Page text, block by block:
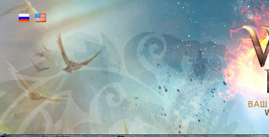
ВАШ